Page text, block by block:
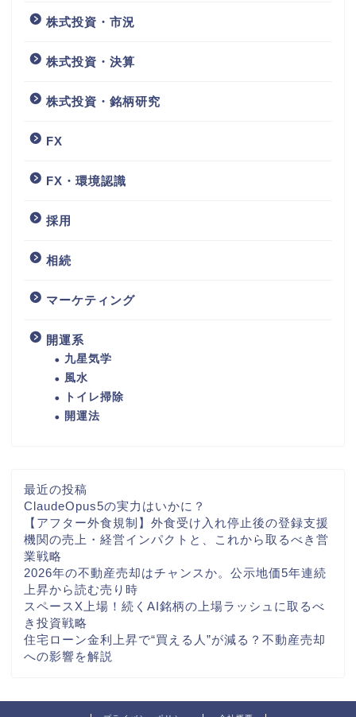
株式投資・市況
株式投資・決算
株式投資・銘柄研究
FX
FX・環境認識
採用
相続
マーケティング
開運系
九星気学
風水
トイレ掃除
開運法
最近の投稿
ClaudeOpus5の実力はいかに？
【アフター外食規制】外食受け入れ停止後の登録支援
機関の売上・経営インパクトと、これから取るべき営
業戦略
2026年の不動産売却はチャンスか。公示地価5年連続
上昇から読む売り時
スペースX上場！続くAI銘柄の上場ラッシュに取るべ
き投資戦略
住宅ローン金利上昇で“買える人”が減る？不動産売却
への影響を解説